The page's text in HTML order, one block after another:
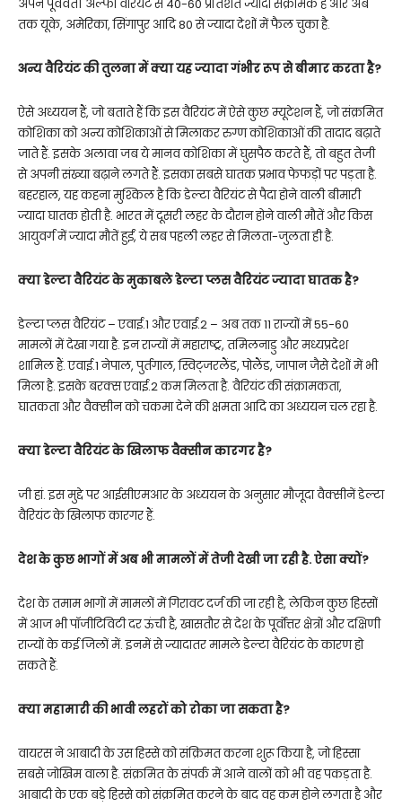
अपने पूर्ववर्ती अल्फा वैरियंट से 40-60 प्रतिशत ज्यादा संक्रामक है और अब
तक यूके, अमेरिका, सिंगापुर आदि 80 से ज्यादा देशों में फैल चुका है.
अन्य वैरियंट की तुलना में क्या यह ज्यादा गंभीर रूप से बीमार करता है?
ऐसे अध्ययन हैं, जो बताते हैं कि इस वैरियंट में ऐसे कुछ म्यूटेशन हैं, जो संक्रमित
कोशिका को अन्य कोशिकाओं से मिलाकर रुग्ण कोशिकाओं की तादाद बढ़ाते
जाते हैं. इसके अलावा जब ये मानव कोशिका में घुसपैठ करते हैं, तो बहुत तेजी
से अपनी संख्या बढ़ाने लगते हैं. इसका सबसे घातक प्रभाव फेफड़ों पर पड़ता है.
बहरहाल, यह कहना मुश्किल है कि डेल्टा वैरियंट से पैदा होने वाली बीमारी
ज्यादा घातक होती है. भारत में दूसरी लहर के दौरान होने वाली मौतें और किस
आयुवर्ग में ज्यादा मौतें हुईं, ये सब पहली लहर से मिलता-जुलता ही है.
क्या डेल्टा वैरियंट के मुकाबले डेल्टा प्लस वैरियंट ज्यादा घातक है?
डेल्टा प्लस वैरियंट – एवाई.1 और एवाई.2 – अब तक 11 राज्यों में 55-60
मामलों में देखा गया है. इन राज्यों में महाराष्ट्र, तमिलनाडु और मध्यप्रदेश
शामिल हैं. एवाई.1 नेपाल, पुर्तगाल, स्विट्जरलैंड, पोलैंड, जापान जैसे देशों में भी
मिला है. इसके बरक्स एवाई.2 कम मिलता है. वैरियंट की संक्रामकता,
घातकता और वैक्सीन को चकमा देने की क्षमता आदि का अध्ययन चल रहा है.
क्या डेल्टा वैरियंट के खिलाफ वैक्सीन कारगर है?
जी हां. इस मुद्दे पर आईसीएमआर के अध्ययन के अनुसार मौजूदा वैक्सीनें डेल्टा
वैरियंट के खिलाफ कारगर हैं.
देश के कुछ भागों में अब भी मामलों में तेजी देखी जा रही है. ऐसा क्यों?
देश के तमाम भागों में मामलों में गिरावट दर्ज की जा रही है, लेकिन कुछ हिस्सों
में आज भी पॉजीटिविटी दर ऊंची है, खासतौर से देश के पूर्वोत्तर क्षेत्रों और दक्षिणी
राज्यों के कई जिलों में. इनमें से ज्यादातर मामले डेल्टा वैरियंट के कारण हो
सकते हैं.
क्या महामारी की भावी लहरों को रोका जा सकता है?
वायरस ने आबादी के उस हिस्से को संक्रिमत करना शुरू किया है, जो हिस्सा
सबसे जोखिम वाला है. संक्रमित के संपर्क में आने वालों को भी वह पकड़ता है.
आबादी के एक बड़े हिस्से को संक्रमित करने के बाद वह कम होने लगता है और